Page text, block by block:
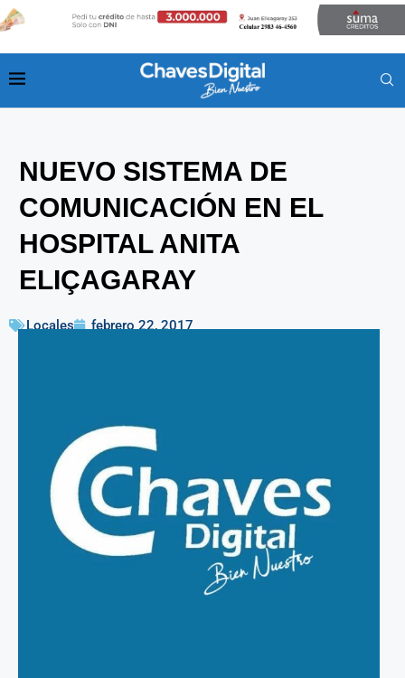
NUEVO SISTEMA DE
COMUNICACIÓN EN EL
HOSPITAL ANITA
ELIÇAGARAY
Locales febrero 22, 2017